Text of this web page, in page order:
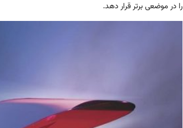
را در موضعی برتر قرار دهد.